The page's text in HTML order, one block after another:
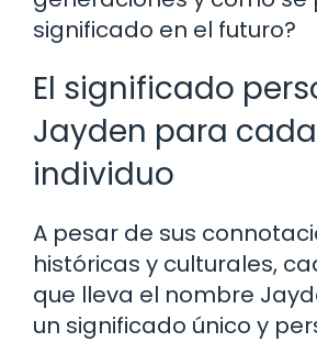
significado en el futuro?
El significado
Jayden para cada
individuo
A pesar de sus
históricas y culturales,
que lleva el nombre
un significado único y